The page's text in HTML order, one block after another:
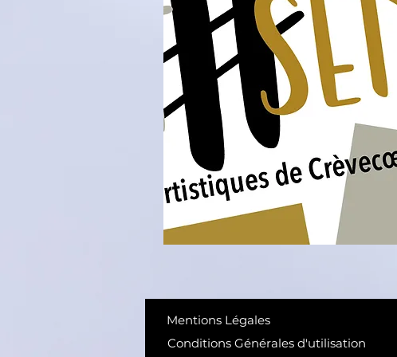
Mentions Légales
Conditions Générales d'utilisation